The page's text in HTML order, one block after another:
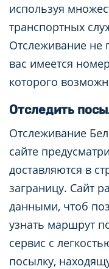
используя
транспортных
Отслеживание не
вас имеется
которого
Отследить
Отслеживание
сайте
доставляются в
заграницу. Сайт
данными, чтоб
узнать маршрут
сервис с
посылку,